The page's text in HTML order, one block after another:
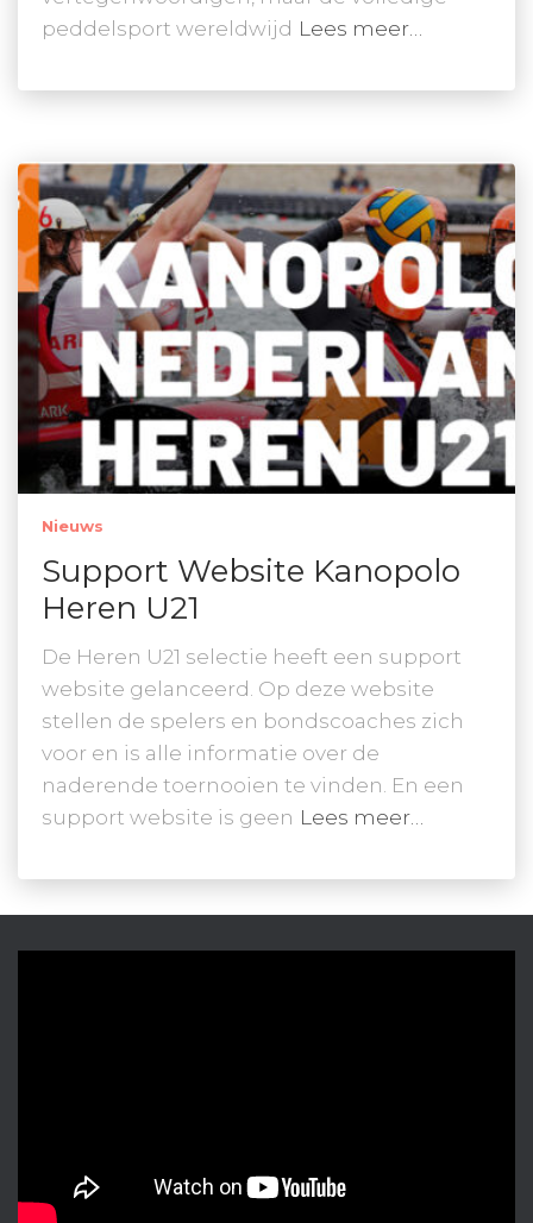
peddelsport wereldwijd Lees meer…
Nieuws
Support Website Kanopolo
Heren U21
De Heren U21 selectie heeft een support
website gelanceerd. Op deze website
stellen de spelers en bondscoaches zich
voor en is alle informatie over de
naderende toernooien te vinden. En een
support website is geen Lees meer…